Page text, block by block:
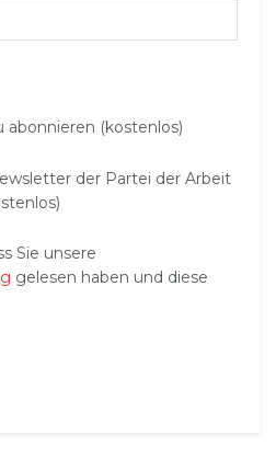
abonnieren (kostenlos)
der Partei der Arbeit
Sie unsere
gelesen haben und diese